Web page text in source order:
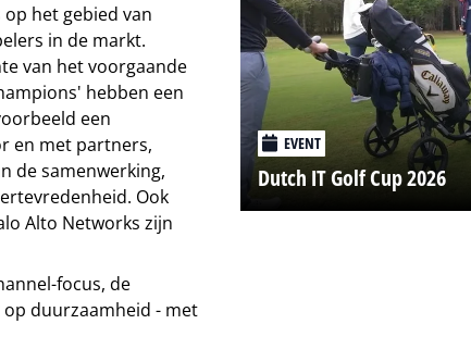
op het gebied van
in de markt.
van het voorgaande
hebben een
een
en met partners,
de samenwerking,
Ook
Alto Networks zijn
focus, de
duurzaamheid - met
EVENT
Dutch IT Golf Cup 2026